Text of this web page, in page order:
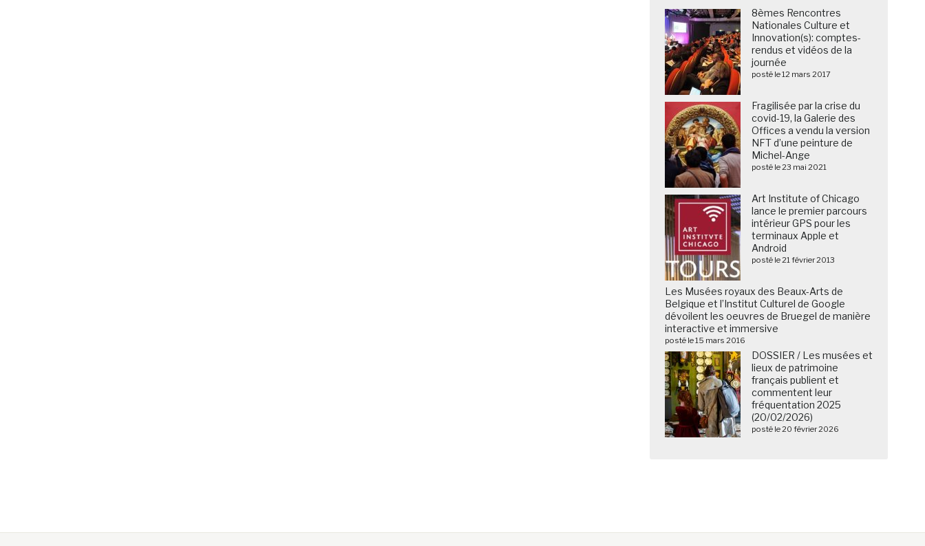
8èmes Rencontres
Nationales Culture et
Innovation(s): comptes-
rendus et vidéos de la
journée
posté le 12 mars 2017
Fragilisée par la crise du
covid-19, la Galerie des
Offices a vendu la version
NFT d’une peinture de
Michel-Ange
posté le 23 mai 2021
Art Institute of Chicago
lance le premier parcours
intérieur GPS pour les
terminaux Apple et
Android
posté le 21 février 2013
Les Musées royaux des Beaux-Arts de
Belgique et l’Institut Culturel de Google
dévoilent les oeuvres de Bruegel de manière
interactive et immersive
posté le 15 mars 2016
DOSSIER / Les musées et
lieux de patrimoine
français publient et
commentent leur
fréquentation 2025
(20/02/2026)
posté le 20 février 2026